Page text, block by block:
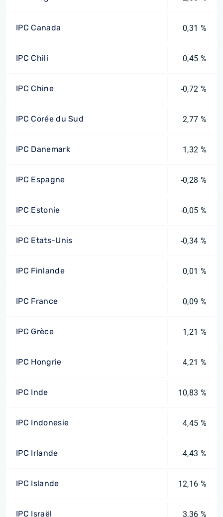
IPC Canada 0,31 %
IPC Chili 0,45 %
IPC Chine -0,72 %
IPC Corée du Sud 2,77 %
IPC Danemark 1,32 %
IPC Espagne -0,28 %
IPC Estonie -0,05 %
IPC Etats-Unis -0,34 %
IPC Finlande 0,01 %
IPC France 0,09 %
IPC Grèce 1,21 %
IPC Hongrie 4,21 %
IPC Inde 10,83 %
IPC Indonesie 4,45 %
IPC Irlande -4,43 %
IPC Islande 12,16 %
IPC Israël 3,36 %